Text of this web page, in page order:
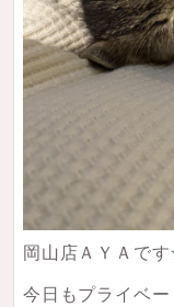
岡山店ＡＹＡで
今日もプライベ